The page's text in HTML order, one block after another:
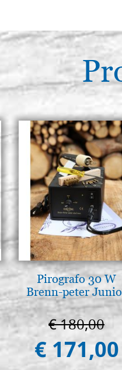
Pirografo 30 W
Brenn-peter
€ 180,00
€ 171,00